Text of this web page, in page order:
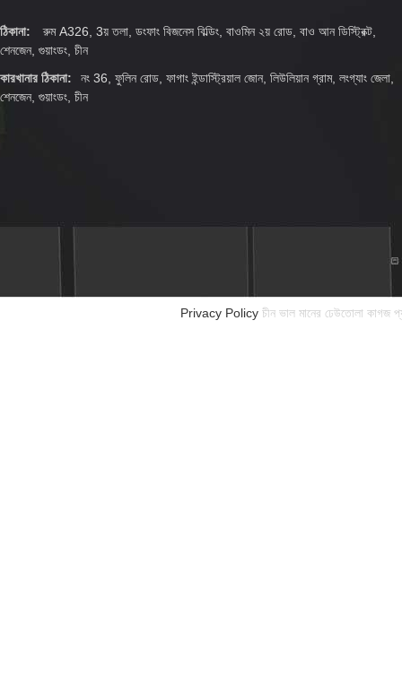
ঠিকানা:
রুম A326, 3য় তলা, ডংফাং বিজনেস বিল্ডিং, বাওমিন ২য় রোড, বাও আন ডিস্ট্রিক্ট,
শেনজেন, গুয়াংডং, চীন
কারখানার ঠিকানা:
নং 36, ফুলিন রোড, ফাগাং ইন্ডাস্ট্রিয়াল জোন, লিউলিয়ান গ্রাম, লংগ্যাং জেলা,
শেনজেন, গুয়াংডং, চীন
Privacy Policy চীন ভাল মানের ঢেউতোলা কাগজ